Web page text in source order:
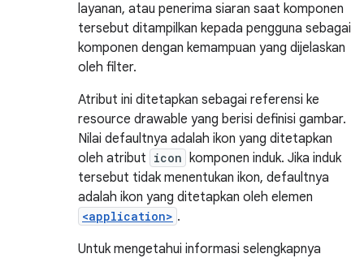
layanan, atau penerima siaran saat komponen
tersebut ditampilkan kepada pengguna sebagai
komponen dengan kemampuan yang dijelaskan
oleh filter.
Atribut ini ditetapkan sebagai referensi ke
resource drawable yang berisi definisi gambar.
Nilai defaultnya adalah ikon yang ditetapkan
oleh atribut icon komponen induk. Jika induk
tersebut tidak menentukan ikon, defaultnya
adalah ikon yang ditetapkan oleh elemen
<application> .
Untuk mengetahui informasi selengkapnya